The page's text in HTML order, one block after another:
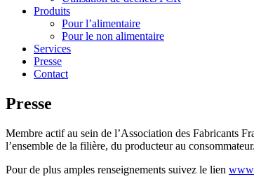
Produits
Pour l’alimentaire
Pour le non alimentaire
Services
Presse
Contact
Presse
Membre actif au sein de l’Association des Fabricants
l’ensemble de la filière, du producteur au consommateur.
Pour de plus amples renseignements suivez le lien